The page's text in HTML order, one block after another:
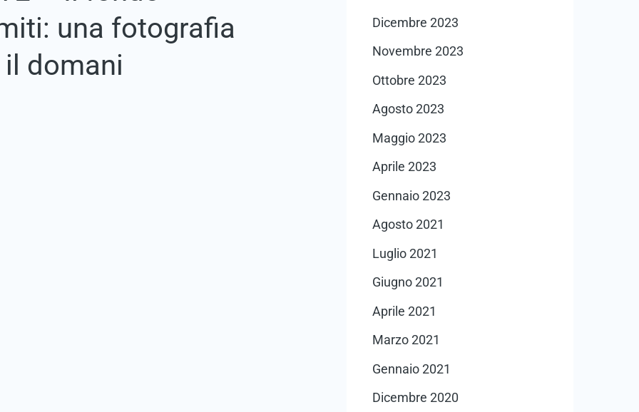
una fotografia
domani
Dicembre 2023
Novembre 2023
Ottobre 2023
Agosto 2023
Maggio 2023
Aprile 2023
Gennaio 2023
Agosto 2021
Luglio 2021
Giugno 2021
Aprile 2021
Marzo 2021
Gennaio 2021
Dicembre 2020